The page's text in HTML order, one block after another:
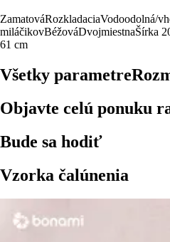
ZamatováRozkladaciaVodoodolná/
miláčikovBéžováDvojmiestnaŠírka
61 cm
Všetky parametre
Objavte celú ponuku
Bude sa hodiť
Vzorka čalúnenia